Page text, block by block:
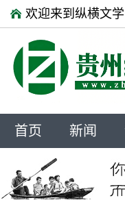
欢迎来到纵横文学
首页 新闻